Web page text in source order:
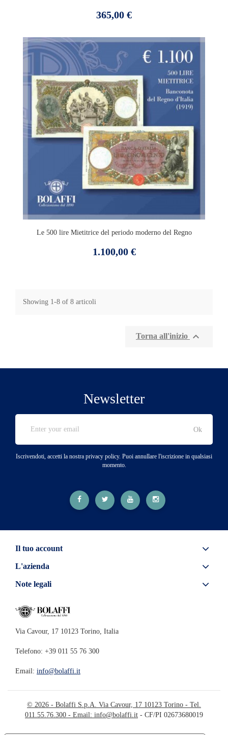
Prezzo
365,00 €
Le 500 lire Mietitrice del periodo moderno del Regno
Prezzo
1.100,00 €
Showing 1-8 of 8 articoli
Torna all'inizio 
Newsletter
Iscrivendoti, accetti la nostra privacy policy. Puoi annullare l'iscrizione in qualsiasi
momento.
Il tuo account
L'azienda
Note legali
Via Cavour, 17 10123 Torino, Italia
Telefono: +39 011 55 76 300
Email: info@bolaffi.it
© 2026 - Bolaffi S.p.A. Via Cavour, 17 10123 Torino - Tel.
011.55.76.300 - Email: info@bolaffi.it - CF/PI 02673680019